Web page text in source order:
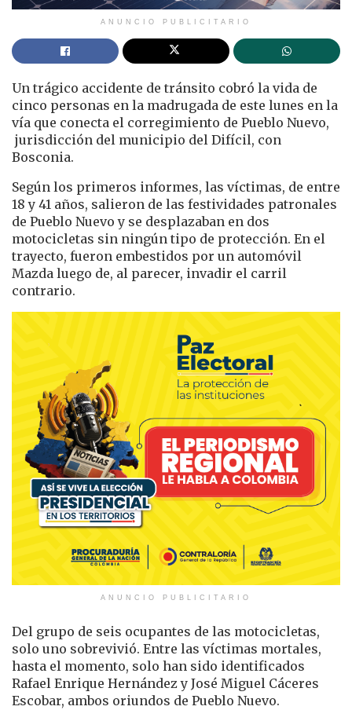
ANUNCIO PUBLICITARIO
Un trágico accidente de tránsito cobró la vida de
cinco personas en la madrugada de este lunes en la
vía que conecta el corregimiento de Pueblo Nuevo,
jurisdicción del municipio del Difícil, con
Bosconia.
Según los primeros informes, las víctimas, de entre
18 y 41 años, salieron de las festividades patronales
de Pueblo Nuevo y se desplazaban en dos
motocicletas sin ningún tipo de protección. En el
trayecto, fueron embestidos por un automóvil
Mazda luego de, al parecer, invadir el carril
contrario.
ANUNCIO PUBLICITARIO
Del grupo de seis ocupantes de las motocicletas,
solo uno sobrevivió. Entre las víctimas mortales,
hasta el momento, solo han sido identificados
Rafael Enrique Hernández y José Miguel Cáceres
Escobar, ambos oriundos de Pueblo Nuevo.